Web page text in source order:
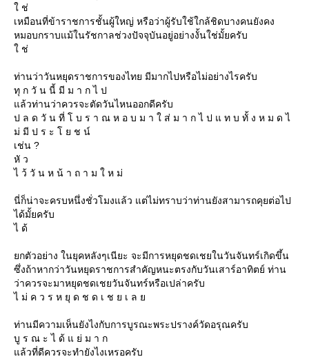
ช่
เหมือนที่ข้าราชการชั้นผู้ใหญ่ หรือว่าผู้รับใช้ใกล้ชิดบางคนยังคง
หมอบกราบแม้ในรัชกาลช่วงปัจจุบันอยู่อย่างงั้นใช่มั้ยครับ
ช่
ท่านว่าวันหยุดราชการของไทย มีมากไปหรือไม่อย่างไรครับ
ทุ ก วั น นี้ มี ม า ก ไ ป
ล้วท่านว่าควรจะตัดวันไหนออกดีครับ
ป ล ด วั น ที่ โ บ ร า ณ ห อ บ ม า ใ ส่ ม า ก ไ ป แ ท บ ทั้ ง ห ม ด ไ
ม่ มี ป ร ะ โ ย ช น์
เช่น ?
หั ว
ไ ว้ วั น ห น้ า ถ า ม ใ ห ม่
นี่ก็น่าจะครบหนึ่งชั่วโมงแล้ว แต่ไม่ทราบว่าท่านยังสามารถคุยต่อไป
ได้มั้ยครับ
ไ ด้
กตัวอย่าง ในยุคหลังๆเนียะ จะมีการหยุดชดเชยในวันจันทร์เกิดขึ้น
ซึ่งถ้าหากว่าวันหยุดราชการสำคัญหนะตรงกับวันเสาร์อาทิตย์ ท่าน
ว่าควรจะมาหยุดชดเชยวันจันทร์หรือเปล่าครับ
ไ ม่ ค ว ร ห ยุ ด ช ด เ ช ย เ ล
ท่านมีความเห็นยังไงกับการบูรณะพระปรางค์วัดอรุณครับ
บู ร ณ ะ ไ ด้ แ ย่ ม า ก
ล้วที่ดีควรจะทำยังไงเหรอครับ